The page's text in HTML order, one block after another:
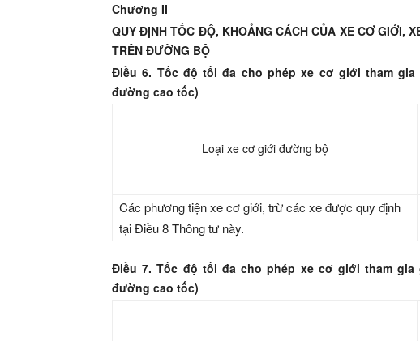
Chương II
QUY ĐỊNH TỐC ĐỘ, KHOẢNG CÁCH CỦA XE CƠ GIỚI,
TRÊN ĐƯỜNG BỘ
Điều 6. Tốc độ tối đa cho phép xe cơ giới tham
đường cao tốc)
Loại xe cơ giới đường bộ
Các phương tiện xe cơ giới, trừ các xe được quy định
tạiĐiều8Thông tư này.
Điều 7. Tốc độ tối đa cho phép xe cơ giới tham
đường cao tốc)